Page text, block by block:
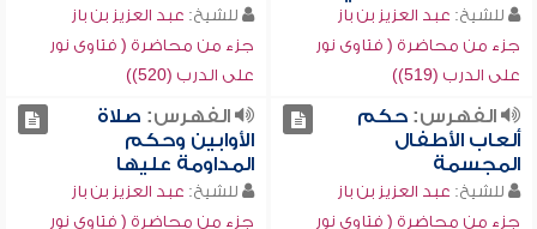
للشيخ: عبد العزيز بن باز
جزء من محاضرة ( فتاوى نور
على الدرب (519))
للشيخ: عبد العزيز بن باز
جزء من محاضرة ( فتاوى نور
على الدرب (520))
الفهرس:حكم
ألعاب الأطفال
المجسمة
للشيخ: عبد العزيز بن باز
جزء من محاضرة ( فتاوى نور
الفهرس: صلاة
الأوابين وحكم
المداومة عليها
للشيخ: عبد العزيز بن باز
جزء من محاضرة ( فتاوى نور